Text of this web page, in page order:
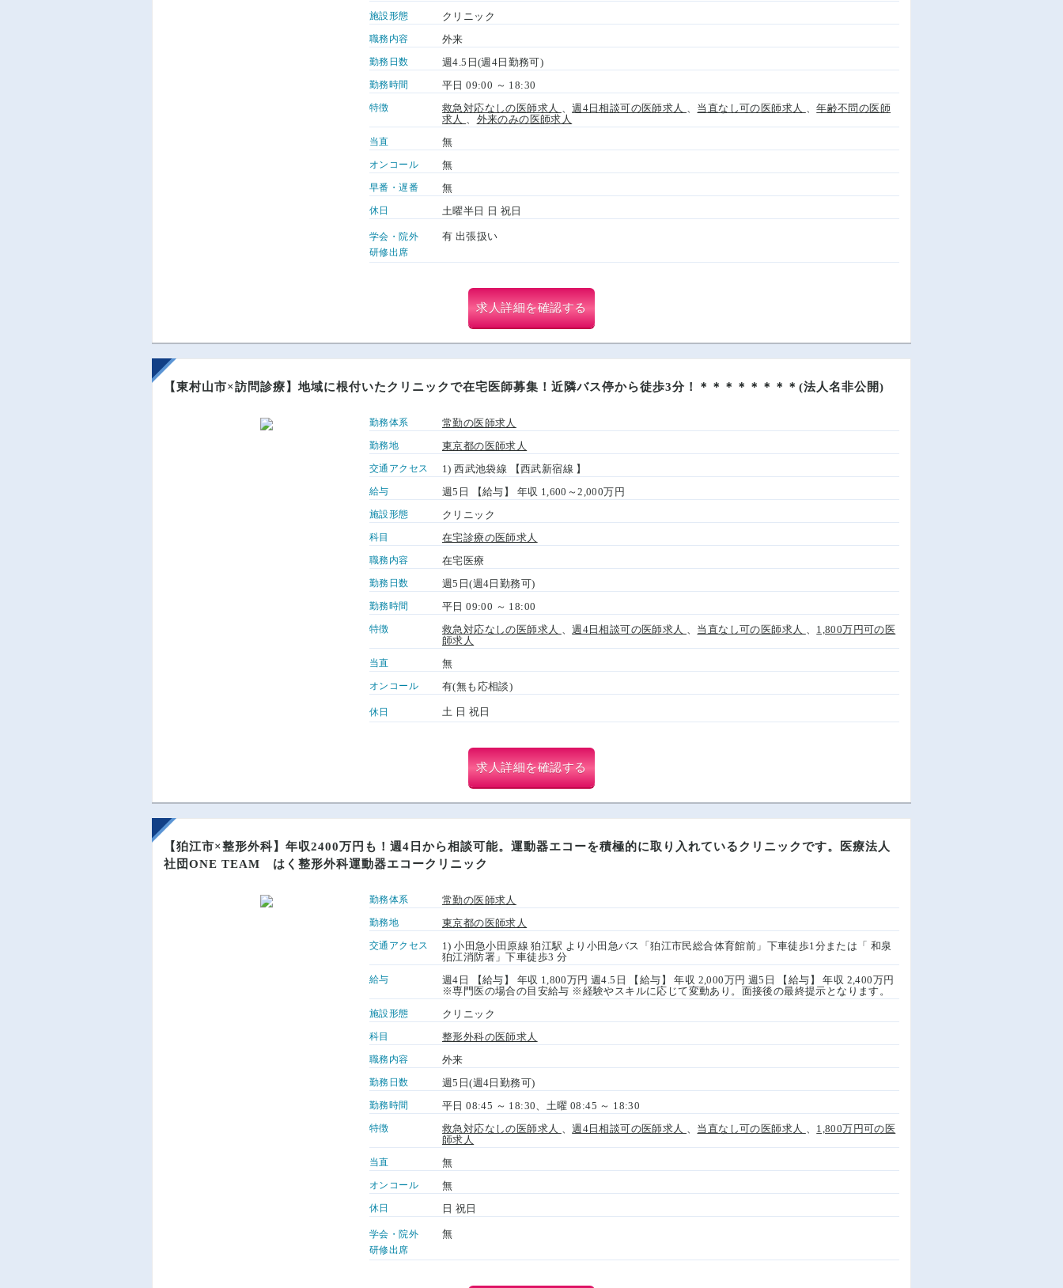
施設形態 クリニック
職務内容 外来
勤務日数 週4.5日(週4日勤務可)
勤務時間 平日 09:00 ～ 18:30
特徴 救急対応なしの医師求人 、週4日相談可の医師求人 、 当直なし可の医師求人 、年齢不問の医師
求人 、 外来のみの医師求人
当直 無
オンコール 無
早番・遅番 無
休日 土曜半日 日 祝日
学会・院外
研修出席
有 出張扱い
求人詳細を確認する
【東村山市×訪問診療】地域に根付いたクリニックで在宅医師募集！近隣バス停から徒歩3分！＊＊＊＊＊＊＊＊(法人名非公開)
勤務体系 常勤の医師求人
勤務地 東京都の医師求人
交通アクセス 1) 西武池袋線 【西武新宿線 】
給与 週5日 【給与】 年収 1,600～2,000万円
施設形態 クリニック
科目 在宅診療の医師求人
職務内容 在宅医療
勤務日数 週5日(週4日勤務可)
勤務時間 平日 09:00 ～ 18:00
特徴 救急対応なしの医師求人 、週4日相談可の医師求人 、 当直なし可の医師求人 、 1,800万円可の医
師求人
当直 無
オンコール 有(無も応相談)
休日 土 日 祝日
求人詳細を確認する
【狛江市×整形外科】年収2400万円も！週4日から相談可能。運動器エコーを積極的に取り入れているクリニックです。医療法人
社団ONE TEAM はく整形外科運動器エコークリニック
勤務体系 常勤の医師求人
勤務地 東京都の医師求人
交通アクセス
1) 小田急小田原線 狛江駅 より小田急バス「狛江市民総合体育館前」下車徒歩1分または「 和泉
狛江消防署」下車徒歩3 分
給与
週4日 【給与】 年収 1,800万円 週4.5日 【給与】 年収 2,000万円 週5日 【給与】 年収 2,400万円
※専門医の場合の目安給与 ※経験やスキルに応じて変動あり。面接後の最終提示となります。
施設形態 クリニック
科目 整形外科の医師求人
職務内容 外来
勤務日数 週5日(週4日勤務可)
勤務時間 平日 08:45 ～ 18:30、土曜 08:45 ～ 18:30
特徴 救急対応なしの医師求人 、週4日相談可の医師求人 、 当直なし可の医師求人 、 1,800万円可の医
師求人
当直 無
オンコール 無
休日 日 祝日
学会・院外
研修出席
無